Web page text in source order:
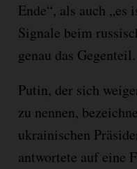
Ende“, als auch „es
Signale beim
genau das Gegenteil.
Putin, der sich
zu nennen,
ukrainischen
antwortete auf eine